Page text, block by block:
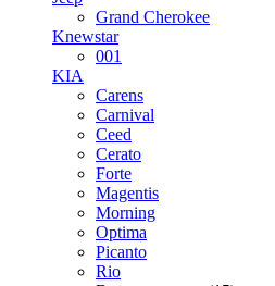
Grand Cherokee
Knewstar
001
KIA
Carens
Carnival
Ceed
Cerato
Forte
Magentis
Morning
Optima
Picanto
Rio